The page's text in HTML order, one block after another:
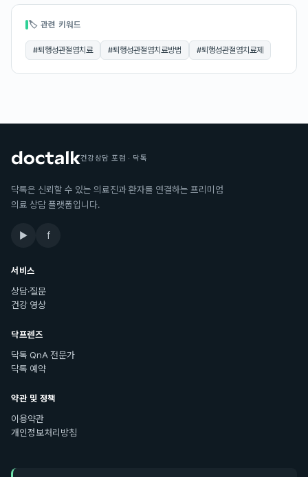
🏷 관련 키워드
#퇴행성관절염치료 #퇴행성관절염치료방법 #퇴행성관절염치료제
건강상담 포럼 · 닥톡
닥톡은 신뢰할 수 있는 의료진과 환자를 연결하는 프리미엄
의료 상담 플랫폼입니다.
▶ f
서비스
상담·질문
건강 영상
닥프렌즈
닥톡 QnA 전문가
닥톡 예약
약관 및 정책
이용약관
개인정보처리방침